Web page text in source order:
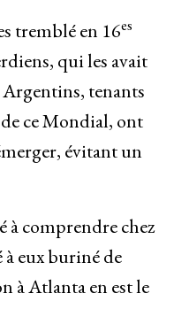
tremblé en 16es
qui les avait
Argentins, tenants
ce Mondial, ont
évitant un
à comprendre chez
à eux buriné de
à Atlanta en est le